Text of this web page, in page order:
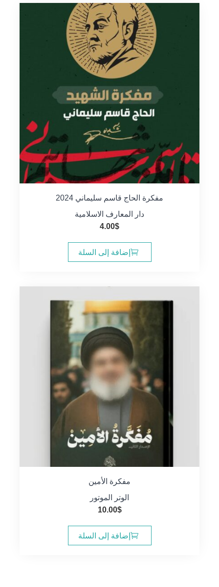
مفكرة الحاج قاسم سليماني 2024
دار المعارف الاسلامية
4.00$
إضافة إلى السلة
مفكرة الأمين
الوتر الموتور
10.00$
إضافة إلى السلة